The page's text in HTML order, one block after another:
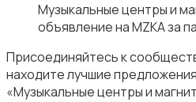
Музыкальные центры и
объявление на MZKA за
Присоединяйтесь к
находите лучшие
«Музыкальные центры и